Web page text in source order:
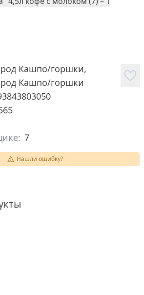
Кашпо/горшки,
Кашпо/горшки
7
Нашли ошибку?